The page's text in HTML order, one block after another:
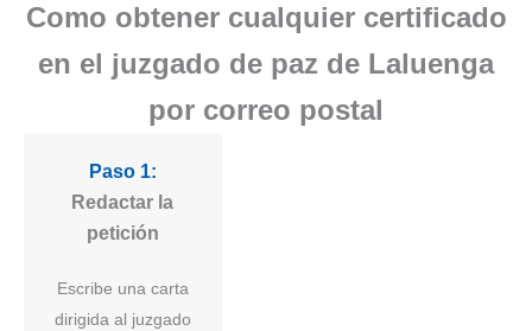
Como obtener cualquier certificado
en el juzgado de paz de Laluenga
por correo postal
Paso 1:
Redactar la
petición
Escribe una carta
dirigida al juzgado